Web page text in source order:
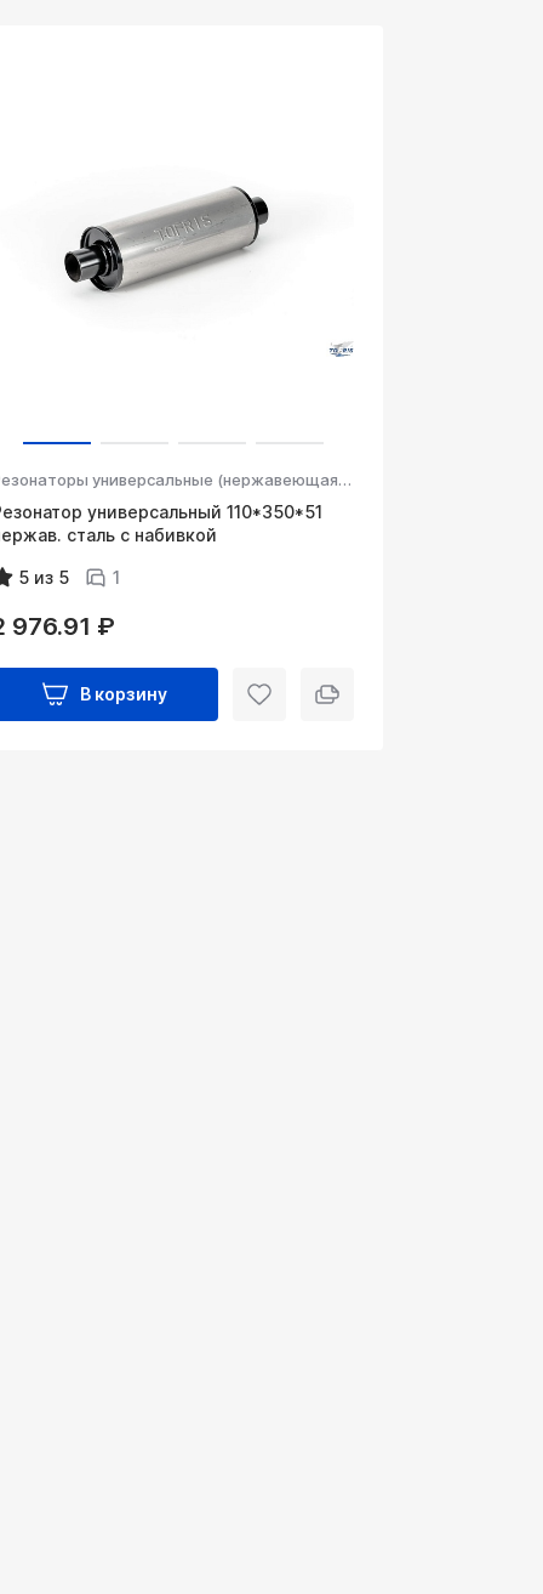
Резонаторы универсальные (нержавеющая сталь, высококачественная негорючая набивка)
универсальный 110*350*51
сталь с набивкой
5 из 5 1
976.91 ₽
В корзину